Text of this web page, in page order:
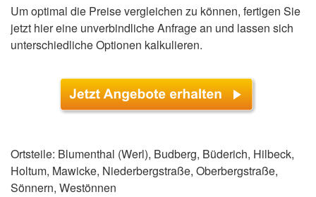
Um optimal die Preise vergleichen zu können, fertigen Sie
jetzt hier eine unverbindliche Anfrage an und lassen sich
unterschiedliche Optionen kalkulieren.
Ortsteile: Blumenthal (Werl), Budberg, Büderich, Hilbeck,
Holtum, Mawicke, Niederbergstraße, Oberbergstraße,
Sönnern, Westönnen